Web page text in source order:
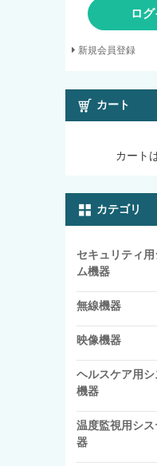
ロ
新規会員登録
カート
カート
カテゴリ
セキュリティ
ム機器
無線機器
映像機器
ヘルスケア用シ
機器
温度監視用シ
器